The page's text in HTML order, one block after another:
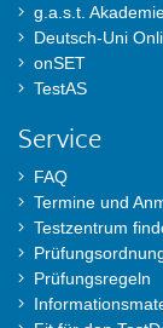
g.a.s.t.
Deutsch-Uni
onSET
TestAS
Service
FAQ
Termine und
Testzentrum
Prüfungsregeln